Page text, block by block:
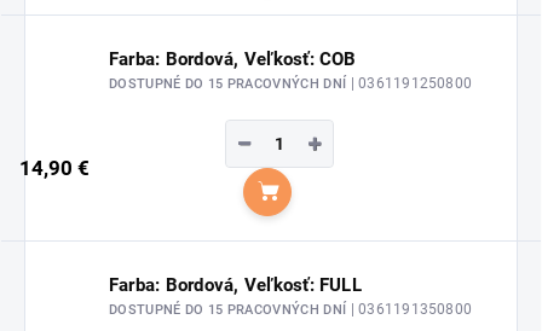
Farba: Bordová, Veľkosť: COB
DOSTUPNÉ DO 15 PRACOVNÝCH DNÍ | 0361191250800
14,90 €
+
−
Do košíka
Farba: Bordová, Veľkosť: FULL
DOSTUPNÉ DO 15 PRACOVNÝCH DNÍ | 0361191350800